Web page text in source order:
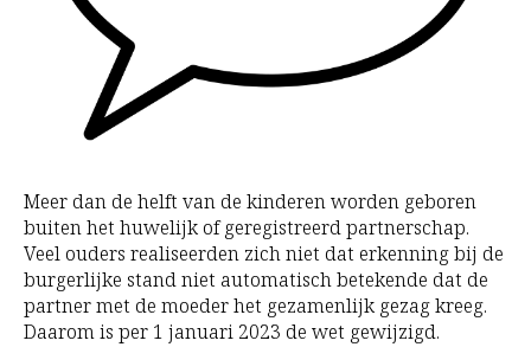
Meer dan de helft van de kinderen worden geboren
buiten het huwelijk of geregistreerd partnerschap.
Veel ouders realiseerden zich niet dat erkenning bij de
burgerlijke stand niet automatisch betekende dat de
partner met de moeder het gezamenlijk gezag kreeg.
Daarom is per 1 januari 2023 de wet gewijzigd.